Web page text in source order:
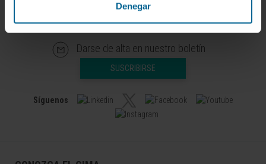
Denegar
Darse de alta en nuestro boletín
SUSCRIBIRSE
Síguenos